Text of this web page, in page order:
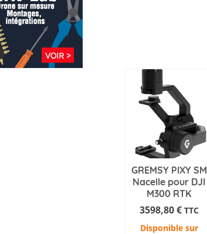
GREMSY PIXY SM
Nacelle pour DJI
M300 RTK
3598,80€ TTC
Disponible sur